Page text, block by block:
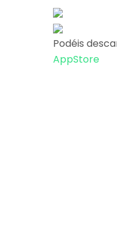
Podéis
AppStore